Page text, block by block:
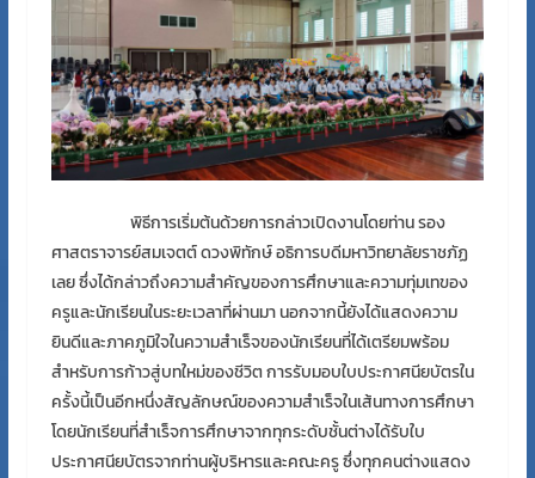
พิธีการเริ่มต้นด้วยการกล่าวเปิดงานโดยท่าน รอง
ศาสตราจารย์สมเจตต์ ดวงพิทักษ์ อธิการบดีมหาวิทยาลัยราชภัฏ
เลย ซึ่งได้กล่าวถึงความสำคัญของการศึกษาและความทุ่มเทของ
ครูและนักเรียนในระยะเวลาที่ผ่านมา นอกจากนี้ยังได้แสดงความ
ยินดีและภาคภูมิใจในความสำเร็จของนักเรียนที่ได้เตรียมพร้อม
สำหรับการก้าวสู่บทใหม่ของชีวิตการรับมอบใบประกาศนียบัตรใน
ครั้งนี้เป็นอีกหนึ่งสัญลักษณ์ของความสำเร็จในเส้นทางการศึกษา
โดยนักเรียนที่สำเร็จการศึกษาจากทุกระดับชั้นต่างได้รับใบ
ประกาศนียบัตรจากท่านผู้บริหารและคณะครู ซึ่งทุกคนต่างแสดง